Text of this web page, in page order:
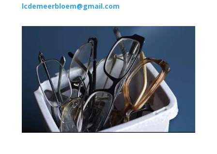
lcdemeerbloem@gmail.com